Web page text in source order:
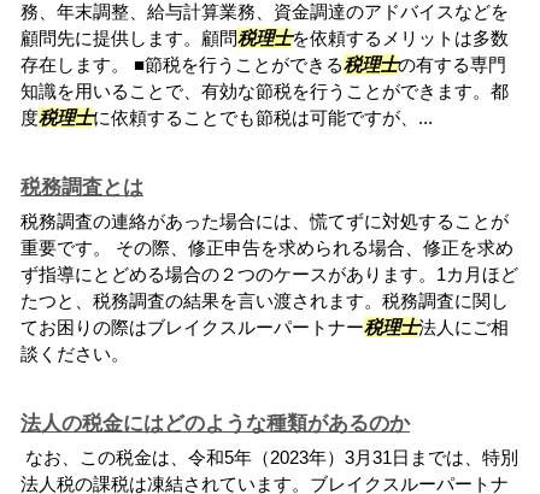
務、年末調整、給与計算業務、資金調達のアドバイスなどを
顧問先に提供します。顧問税理士を依頼するメリットは多数
存在します。 ■節税を行うことができる税理士の有する専門
知識を用いることで、有効な節税を行うことができます。都
度税理士に依頼することでも節税は可能ですが、...
税務調査とは
税務調査の連絡があった場合には、慌てずに対処することが
重要です。 その際、修正申告を求められる場合、修正を求め
ず指導にとどめる場合の２つのケースがあります。1カ月ほど
たつと、税務調査の結果を言い渡されます。税務調査に関し
てお困りの際はブレイクスルーパートナー税理士法人にご相
談ください。
法人の税金にはどのような種類があるのか
なお、この税金は、令和5年（2023年）3月31日までは、特別
法人税の課税は凍結されています。ブレイクスルーパートナ